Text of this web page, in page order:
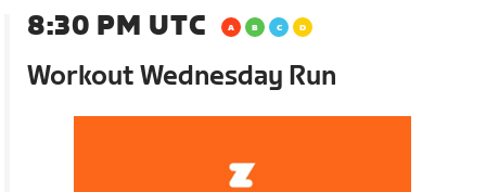
8:30 PM UTC
Workout Wednesday Run